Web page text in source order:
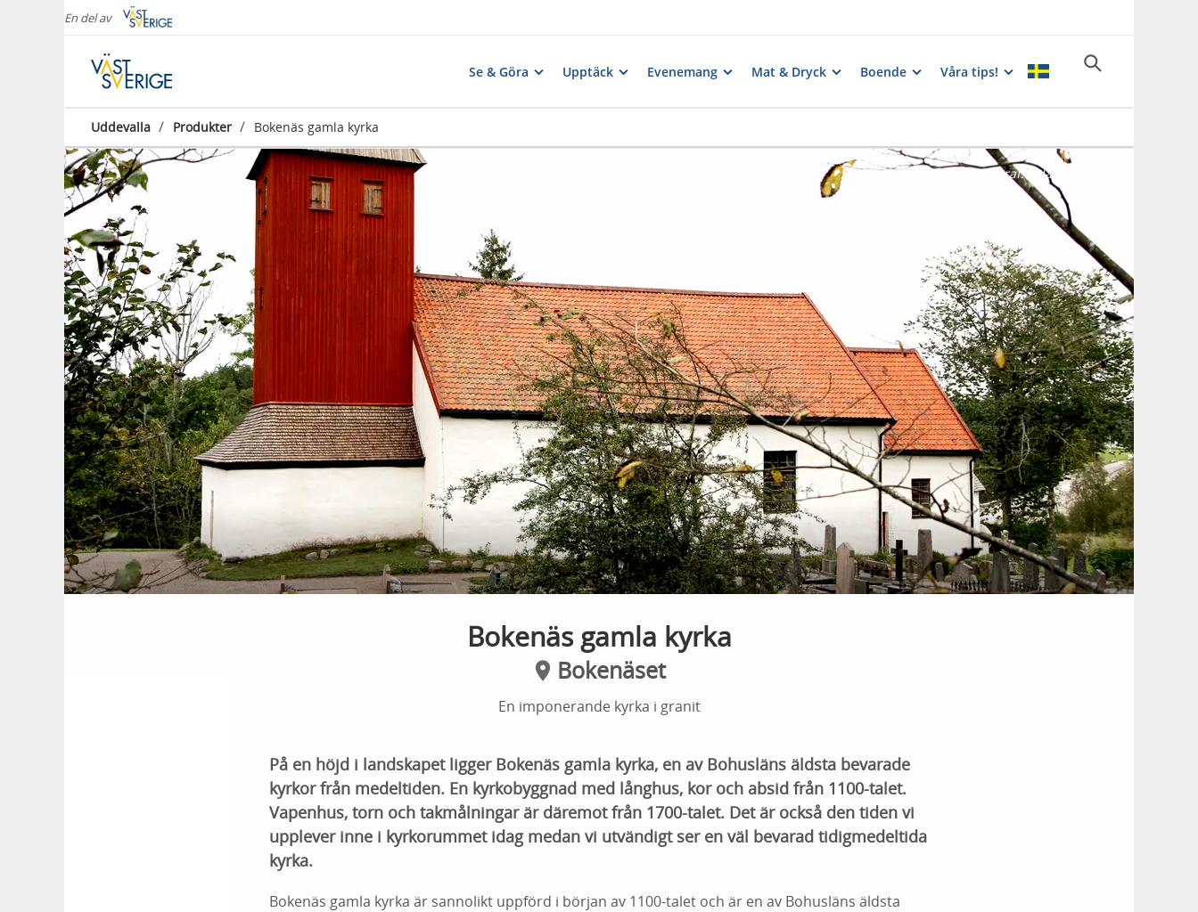
En del av
Se & Göra Upptäck Evenemang Mat & Dryck Boende Våra tips!
Uddevalla / Produkter / Bokenäs gamla kyrka
Fotograf: Lola Lindegren
Bokenäs gamla kyrka
Bokenäset
En imponerande kyrka i granit
På en höjd i landskapet ligger Bokenäs gamla kyrka, en av Bohusläns äldsta bevarade
kyrkor från medeltiden. En kyrkobyggnad med långhus, kor och absid från 1100-talet.
Vapenhus, torn och takmålningar är däremot från 1700-talet. Det är också den tiden vi
upplever inne i kyrkorummet idag medan vi utvändigt ser en väl bevarad tidigmedeltida
kyrka.
Bokenäs gamla kyrka är sannolikt uppförd i början av 1100-talet och är en av Bohusläns äldsta